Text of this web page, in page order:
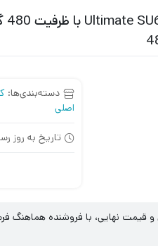
دسته‌بندی‌ها:
اصلی
تاریخ به روز
نهایی، با فروشنده هماهنگ